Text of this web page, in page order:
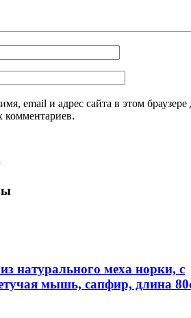
email и адрес сайта в этом браузере
натурального меха норки, с
мышь, сапфир, длина